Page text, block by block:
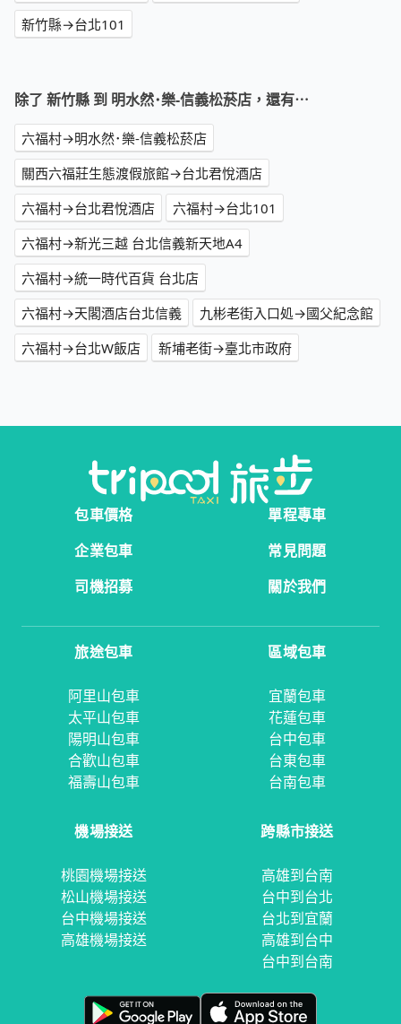
新竹縣→台北101
除了 新竹縣 到 明水然･樂-信義松菸店，還有⋯
六福村→明水然･樂-信義松菸店
關西六福莊生態渡假旅館→台北君悅酒店
六福村→台北君悅酒店
六福村→台北101
六福村→新光三越 台北信義新天地A4
六福村→統一時代百貨 台北店
六福村→天閣酒店台北信義
九彬老街入口処→國父紀念館
六福村→台北W飯店
新埔老街→臺北市政府
包車價格
單程專車
企業包車
常見問題
司機招募
關於我們
旅途包車
阿里山包車
太平山包車
陽明山包車
合歡山包車
福壽山包車
區域包車
宜蘭包車
花蓮包車
台中包車
台東包車
台南包車
機場接送
桃園機場接送
松山機場接送
台中機場接送
高雄機場接送
跨縣市接送
高雄到台南
台中到台北
台北到宜蘭
高雄到台中
台中到台南